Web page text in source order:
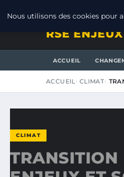
RSE ENJEUX
ACCUEIL
ACCUEIL CLIMAT
CLIMAT
TRANSITION
Nous utilisons des cookies pour